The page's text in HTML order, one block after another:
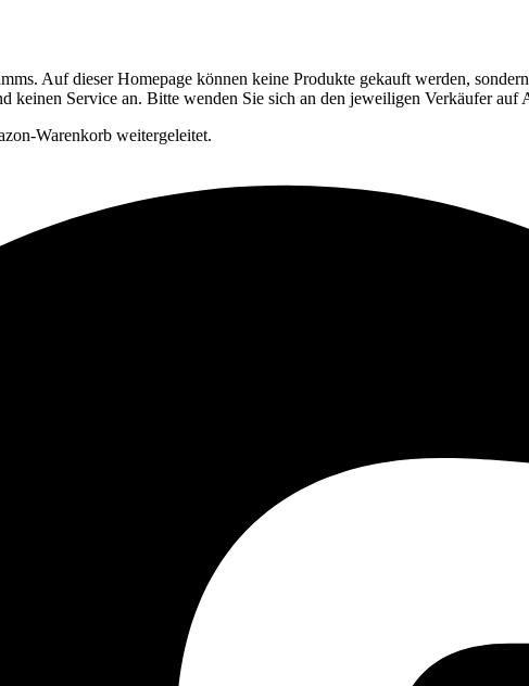
Auf dieser Homepage können keine Produkte gekauft werden,
keinen Service an. Bitte wenden Sie sich an den jeweiligen Verkäufer auf
Warenkorb weitergeleitet.